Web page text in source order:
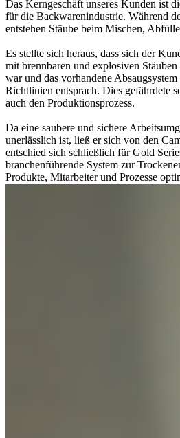
Das Kerngeschäft unseres Kunden ist
für die Backwarenindustrie. Während
entstehen Stäube beim Mischen,
Es stellte sich heraus, dass sich der
mit brennbaren und explosiven
war und das vorhandene
Richtlinien entsprach. Dies gefährdete
auch den Produktionsprozess.
Da eine saubere und sichere
unerlässlich ist, ließ er sich von den
entschied sich schließlich für Gold
branchenführende System zur
Produkte, Mitarbeiter und Prozesse